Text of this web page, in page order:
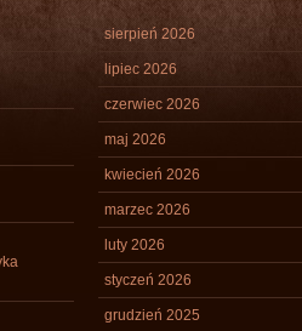
sierpień 2026
lipiec 2026
czerwiec 2026
maj 2026
kwiecień 2026
marzec 2026
luty 2026
styczeń 2026
grudzień 2025